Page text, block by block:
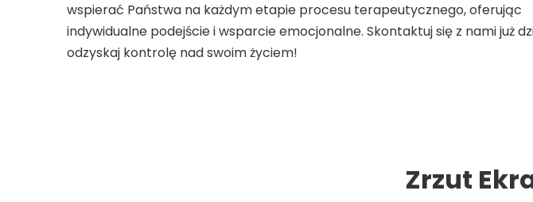
wspierać Państwa na każdym etapie procesu terapeutycznego, oferując
indywidualne podejście i wsparcie emocjonalne. Skontaktuj się z nami już
odzyskaj kontrolę nad swoim życiem!
Zrzut